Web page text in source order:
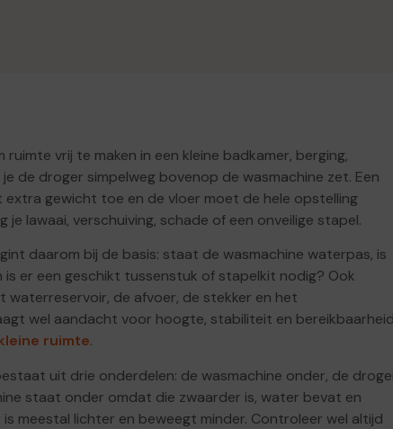
ruimte vrij te maken in een kleine badkamer, berging,
de droger simpelweg bovenop de wasmachine zet. Een
gewicht toe en de vloer moet de hele opstelling
lawaai, verschuiving, schade of een onveilige stapel.
daarom bij de basis: staat de wasmachine waterpas, is
er een geschikt tussenstuk of stapelkit nodig? Ook
de afvoer, de stekker en het
wel aandacht voor hoogte, stabiliteit en
ruimte.
uit drie onderdelen: de wasmachine onder, de
staat onder omdat die zwaarder is, water bevat en
meestal lichter en beweegt minder. Controleer wel altijd